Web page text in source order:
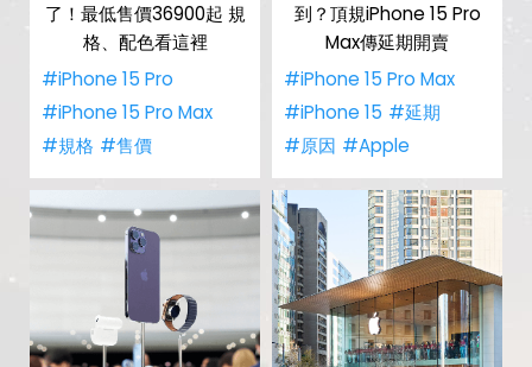
了！最低售價36900起 規
格、配色看這裡
#iPhone 15 Pro
#iPhone 15 Pro Max
#規格 #售價
到？頂規iPhone 15 Pro
Max傳延期開賣
#iPhone 15 Pro Max
#iPhone 15 #延期
#原因 #Apple